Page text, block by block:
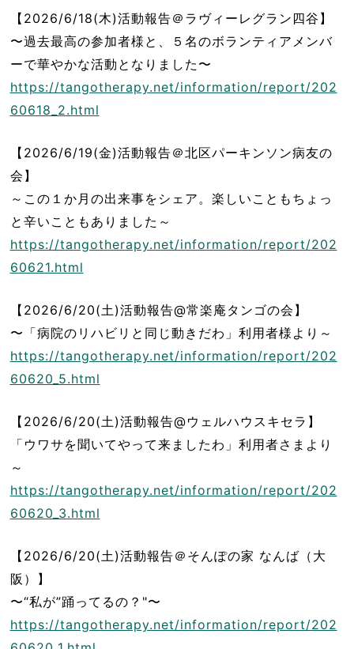
【2026/6/18(木)活動報告＠ラヴィーレグラン四谷】
〜過去最高の参加者様と、５名のボランティアメンバ
ーで華やかな活動となりました〜
https://tangotherapy.net/information/report/202
60618_2.html
【2026/6/19(金)活動報告＠北区パーキンソン病友の
会】
～この１か月の出来事をシェア。楽しいこともちょっ
と辛いこともありました～
https://tangotherapy.net/information/report/202
60621.html
【2026/6/20(土)活動報告@常楽庵タンゴの会】
〜「病院のリハビリと同じ動きだわ」利用者様より～
https://tangotherapy.net/information/report/202
60620_5.html
【2026/6/20(土)活動報告@ウェルハウスキセラ】
「ウワサを聞いてやって来ましたわ」利用者さまより
～
https://tangotherapy.net/information/report/202
60620_3.html
【2026/6/20(土)活動報告＠そんぽの家 なんば（大
阪）】
〜“私が”踊ってるの？"〜
https://tangotherapy.net/information/report/202